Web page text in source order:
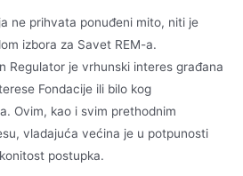
ne prihvata ponuđeni mito, niti je
izbora za Savet REM-a.
Regulator je vrhunski interes građana
Fondacije ili bilo kog
Ovim, kao i svim prethodnim
vladajuća većina je u potpunosti
postupka.